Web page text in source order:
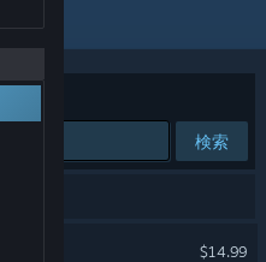
検索
$14.99